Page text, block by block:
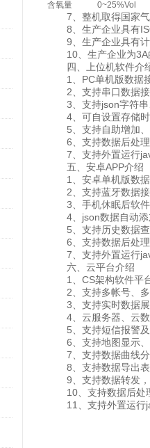
含氧量
0~25%Vol
7、整机取得国家气
8、生产企业具有
9、生产企业具有计
10、生产企业为3A
四、上位机软件介
1、PC单机版数据接
2、支持串口数据接
3、支持json字符串
4、可自设置存储时
5、支持自助增加、
6、支持数据后处理
7、支持外置运行
五、安卓APP介绍
1、安卓单机版数据
2、支持蓝牙数据
3、手机休眠后软件
4、json数据自动添
5、支持历史数据查
6、支持数据后处理
7、支持外置运行
六、云平台介绍
1、CS架构软件平台
2、支持多帐号、多
3、支持实时数据展
4、云服务器、云数
5、支持短信报警及
6、支持地图显示、
7、支持数据曲线
8、支持数据导出表
9、支持数据转发，
10、支持数据后处
11、支持外置运行